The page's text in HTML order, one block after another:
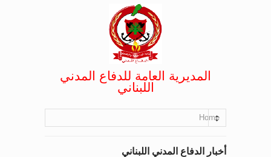
المديرية العامة للدفاع المدني
اللبناني
Home
أخبار الدفاع المدني اللبناني